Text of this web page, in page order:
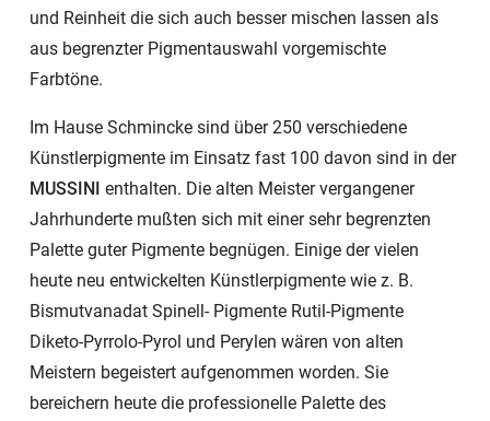
und Reinheit die sich auch besser mischen lassen als
aus begrenzter Pigmentauswahl vorgemischte
Farbtöne.
Im Hause Schmincke sind über 250 verschiedene
Künstlerpigmente im Einsatz fast 100 davon sind in der
MUSSINI enthalten. Die alten Meister vergangener
Jahrhunderte mußten sich mit einer sehr begrenzten
Palette guter Pigmente begnügen. Einige der vielen
heute neu entwickelten Künstlerpigmente wie z. B.
Bismutvanadat Spinell- Pigmente Rutil-Pigmente
Diketo-Pyrrolo-Pyrol und Perylen wären von alten
Meistern begeistert aufgenommen worden. Sie
bereichern heute die professionelle Palette des